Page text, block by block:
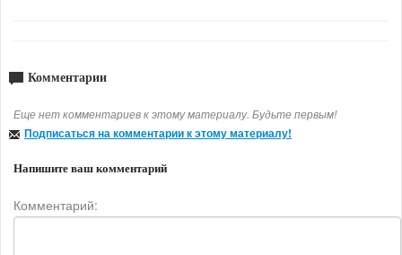
Комментарии
Еще нет комментариев к этому материалу. Будьте первым!
Подписаться на комментарии к этому материалу!
Напишите ваш комментарий
Комментарий: